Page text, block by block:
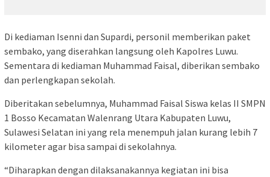
Di kediaman Isenni dan Supardi, personil memberikan paket
sembako, yang diserahkan langsung oleh Kapolres Luwu.
Sementara di kediaman Muhammad Faisal, diberikan sembako
dan perlengkapan sekolah.
Diberitakan sebelumnya, Muhammad Faisal Siswa kelas II SMPN
1 Bosso Kecamatan Walenrang Utara Kabupaten Luwu,
Sulawesi Selatan ini yang rela menempuh jalan kurang lebih 7
kilometer agar bisa sampai di sekolahnya.
“Diharapkan dengan dilaksanakannya kegiatan ini bisa